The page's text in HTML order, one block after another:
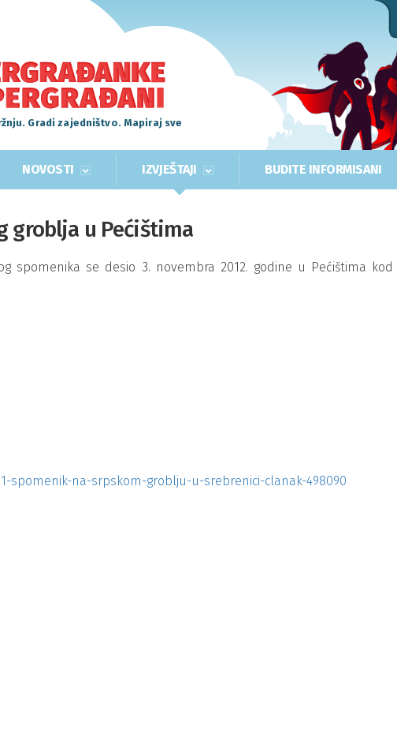
Gradi zajedništvo. Mapiraj sve
NOVOSTI IZVJEŠTAJI BUDITE INFORMISANI
groblja u Pećištima
spomenika se desio 3. novembra 2012. godine u Pećištima kod
spomenik-na-srpskom-groblju-u-srebrenici-clanak-498090